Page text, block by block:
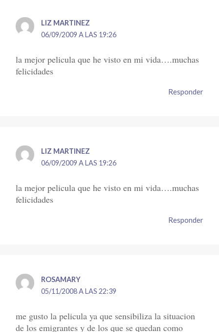
LIZ MARTINEZ
06/09/2009 A LAS 19:26
la mejor pelicula que he visto en mi vida….muchas
felicidades
Responder
LIZ MARTINEZ
06/09/2009 A LAS 19:26
la mejor pelicula que he visto en mi vida….muchas
felicidades
Responder
ROSAMARY
05/11/2008 A LAS 22:39
me gusto la pelicula ya que sensibiliza la situacion
de los emigrantes y de los que se quedan como